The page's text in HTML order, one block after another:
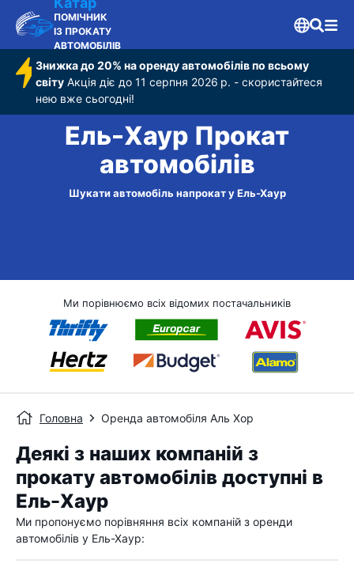
ПОМІЧНИК
ІЗ ПРОКАТУ
АВТОМОБІЛІВ
Знижка до 20% на оренду автомобілів по всьому
світу Акція діє до 11 серпня 2026 р. - скористайтеся
нею вже сьогодні!
Ель-Хаур Прокат
автомобілів
Шукати автомобіль напрокат у Ель-Хаур
Ми порівнюємо всіх відомих постачальників
Головна Оренда автомобіля Аль Хор
Деякі з наших компаній з
прокату автомобілів доступні в
Ель-Хаур
Ми пропонуємо порівняння всіх компаній з оренди
автомобілів у Ель-Хаур: